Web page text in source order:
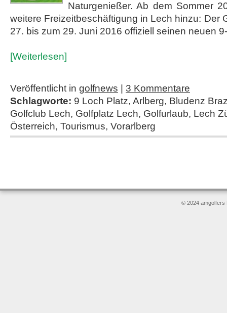
Naturgenießer. Ab dem Sommer
weitere Freizeitbeschäftigung in Lech hinzu: Der
27. bis zum 29. Juni 2016 offiziell seinen neuen
[Weiterlesen]
Veröffentlicht in golfnews
3 Kommentare
Schlagworte: 9 Loch Platz, Arlberg, Bludenz
Golfclub Lech, Golfplatz Lech, Golfurlaub, Lech
Österreich, Tourismus, Vorarlberg
© 2024